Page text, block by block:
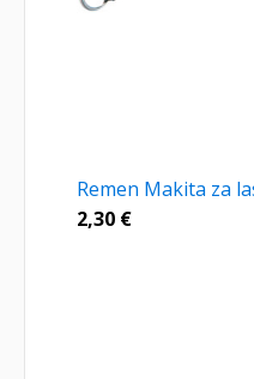
Remen Makita za
2,30 €